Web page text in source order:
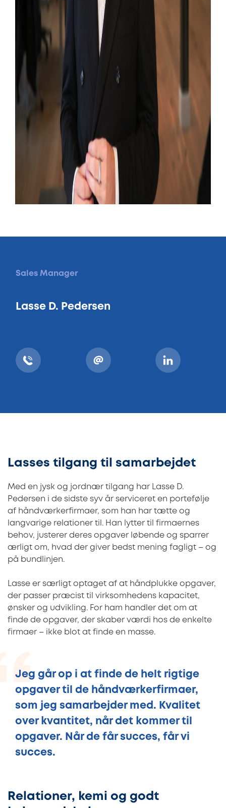
Sales Manager
Lasse D. Pedersen
Lasses tilgang til samarbejdet
Med en jysk og jordnær tilgang har Lasse D.
Pedersen i de sidste syv år serviceret en portefølje
af håndværkerfirmaer, som han har tætte og
langvarige relationer til. Han lytter til firmaernes
behov, justerer deres opgaver løbende og sparrer
ærligt om, hvad der giver bedst mening fagligt – og
på bundlinjen.
Lasse er særligt optaget af at håndplukke opgaver,
der passer præcist til virksomhedens kapacitet,
ønsker og udvikling. For ham handler det om at
finde de opgaver, der skaber værdi hos de enkelte
firmaer – ikke blot at finde en masse.
Jeg går op i at finde de helt rigtige
opgaver til de håndværkerfirmaer,
som jeg samarbejder med. Kvalitet
over kvantitet, når det kommer til
opgaver. Når de får succes, får vi
succes.
Relationer, kemi og godt